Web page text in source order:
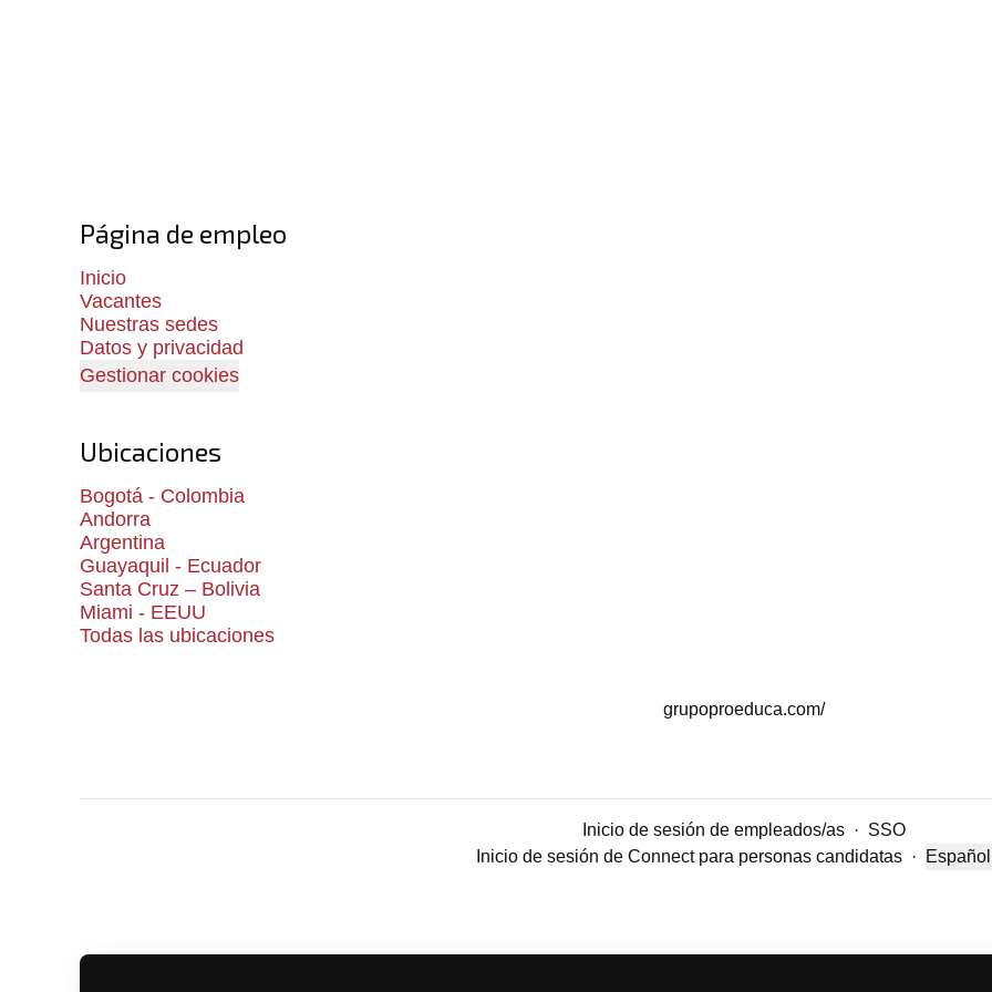
Página de empleo
Inicio
Vacantes
Nuestras sedes
Datos y privacidad
Gestionar cookies
Ubicaciones
Bogotá - Colombia
Andorra
Argentina
Guayaquil - Ecuador
Santa Cruz – Bolivia
Miami - EEUU
Todas las ubicaciones
grupoproeduca.com/
Inicio de sesión de empleados/as · SSO
Inicio de sesión de Connect para personas candidatas
·
Cambiar
Español